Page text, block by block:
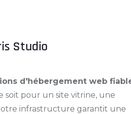
Studio
d'hébergement web
soit pour un site vitrine, une
infrastructure garantit une